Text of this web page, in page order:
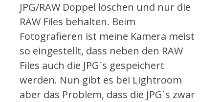
JPG/RAW Doppel löschen und nur die
RAW Files behalten. Beim
Fotografieren ist meine Kamera meist
so eingestellt, dass neben den RAW
Files auch die JPG´s gespeichert
werden. Nun gibt es bei Lightroom
aber das Problem, dass die JPG´s zwar